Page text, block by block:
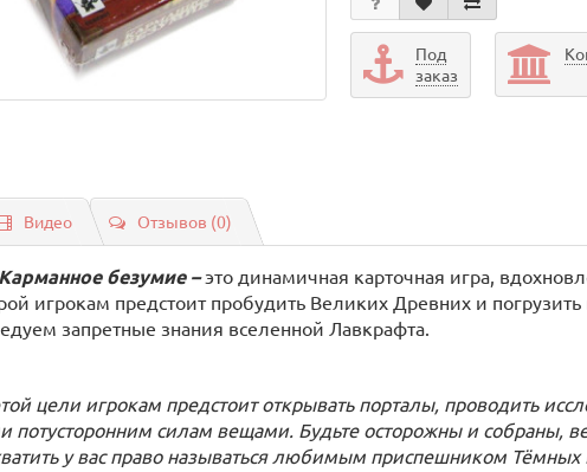
Под
заказ
Видео Отзывов (0)
Карманное безумие–это динамичная карточная игра,
игрокам предстоит пробудить Великих Древних и погрузить
запретные знания вселенной Лавкрафта.
цели игрокам предстоит открывать порталы, проводить
потусторонним силам вещами. Будьте осторожны и собраны,
у вас право называться любимым приспешником Тёмных